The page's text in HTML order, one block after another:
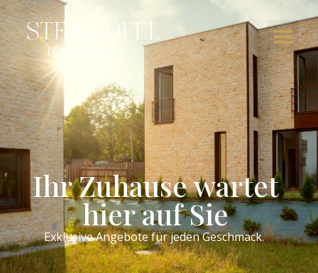
Ihr Zuhause wartet
hier auf Sie
Exklusive Angebote für jeden Geschmack.